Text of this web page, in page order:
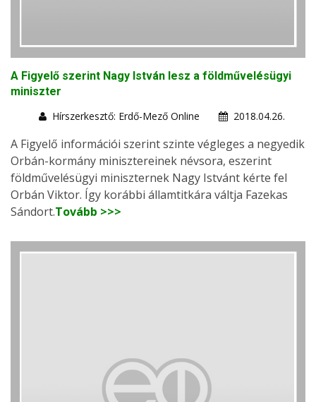
A Figyelő szerint Nagy István lesz a földművelésügyi
miniszter
Hírszerkesztő: Erdő-Mező Online
2018.04.26.
A Figyelő információi szerint szinte végleges a negyedik
Orbán-kormány minisztereinek névsora, eszerint
földművelésügyi miniszternek Nagy Istvánt kérte fel
Orbán Viktor. Így korábbi államtitkára váltja Fazekas
Sándort.Tovább >>>